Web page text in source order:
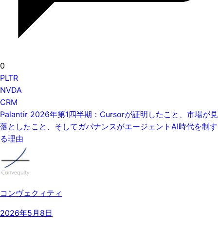
0
PLTR
NVDA
CRM
Palantir 2026年第1四半期：Cursorが証明したこと、市場が見
落としたこと、そしてガバナンスがエージェントAI時代を制す
る理由
コンヴェクィティ
2026年5月8日